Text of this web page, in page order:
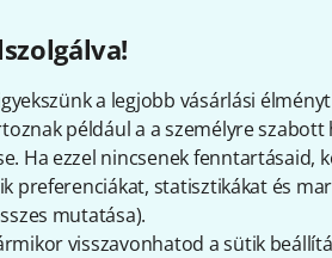
a legjobb vásárlási
például a a személyre
Ha ezzel nincsenek fenntartásaid,
preferenciákat, statisztikákat és
mutatása).
visszavonhatod a sütik
Tetszik, amit látsz?
Súgó &